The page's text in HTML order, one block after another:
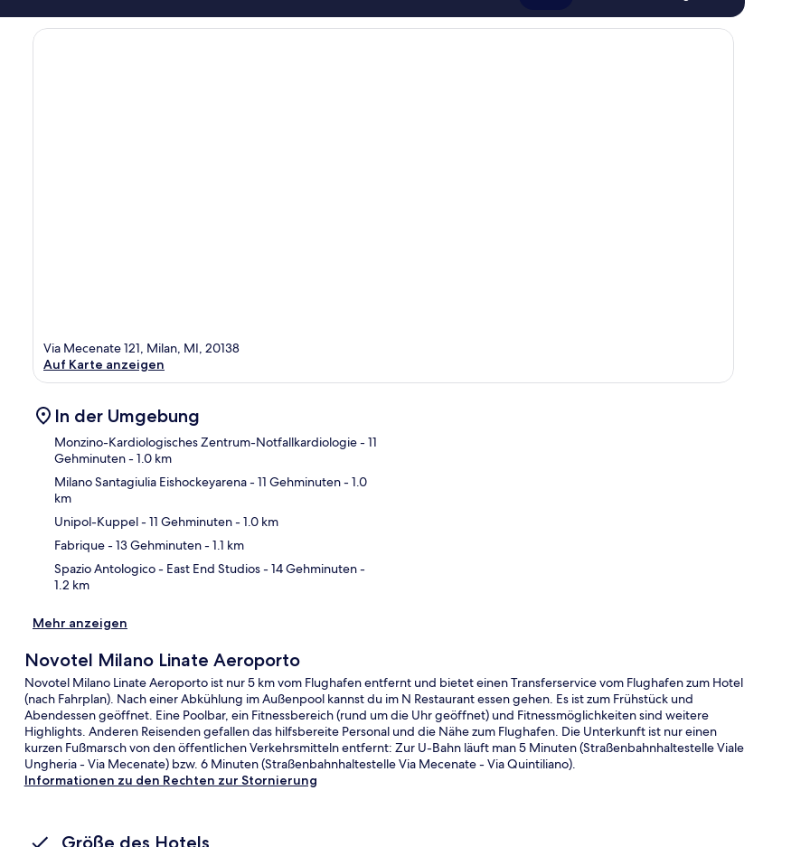
Via Mecenate 121, Milan, MI, 20138
Auf Karte anzeigen
In der Umgebung
Monzino-Kardiologisches Zentrum-Notfallkardiologie- 11
Gehminuten- 1.0 km
Milano Santagiulia Eishockeyarena- 11 Gehminuten- 1.0
km
Unipol-Kuppel- 11 Gehminuten- 1.0 km
Fabrique- 13 Gehminuten- 1.1 km
Spazio Antologico - East End Studios- 14 Gehminuten-
1.2 km
Mehr anzeigen
Novotel Milano Linate Aeroporto
Novotel Milano Linate Aeroporto ist nur 5 km vom Flughafen entfernt und bietet einen Transferservice vom Flughafen zum Hotel
(nach Fahrplan). Nach einer Abkühlung im Außenpool kannst du im N Restaurant essen gehen. Es ist zum Frühstück und
Abendessen geöffnet. Eine Poolbar, ein Fitnessbereich (rund um die Uhr geöffnet) und Fitnessmöglichkeiten sind weitere
Highlights. Anderen Reisenden gefallen das hilfsbereite Personal und die Nähe zum Flughafen. Die Unterkunft ist nur einen
kurzen Fußmarsch von den öffentlichen Verkehrsmitteln entfernt: Zur U-Bahn läuft man 5 Minuten (Straßenbahnhaltestelle Viale
Ungheria - Via Mecenate) bzw. 6 Minuten (Straßenbahnhaltestelle Via Mecenate - Via Quintiliano).
Informationen zu den Rechten zur Stornierung
Größe des Hotels